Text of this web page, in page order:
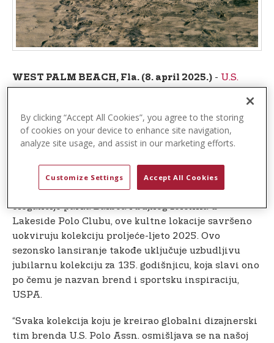
WEST PALM BEACH, Fla. (8. april 2025.) - U.S.
asocijacije (USPA), lansirao je svoju kultnu kolekciju
proljeće-ljeto inspirisanu sportom za 2025.
Ovosezonsko izdanje obuhvata moderan, američki
stil brenda naspram slikovitih pejzaža prekrasnih
plaža i parkova sunčanog San Diega u Kaliforniji.
Od prekrasnih obala La Jolle do historijske
elegancije parka Balboa i bujnog zelenila u
Lakeside Polo Clubu, ove kultne lokacije savršeno
uokviruju kolekciju proljeće-ljeto 2025. Ovo
sezonsko lansiranje takođe uključuje uzbudljivu
jubilarnu kolekciju za 135. godišnjicu, koja slavi ono
po čemu je nazvan brend i sportsku inspiraciju,
USPA.
“Svaka kolekcija koju je kreirao globalni dizajnerski
tim brenda U.S. Polo Assn. osmišljava se na našoj
By clicking “Accept All Cookies”, you agree to the storing
of cookies on your device to enhance site navigation,
analyze site usage, and assist in our marketing efforts.
Customize Settings Accept All Cookies